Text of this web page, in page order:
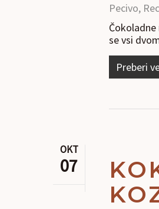
Pecivo,
se vsi
Preberi
OKT
07